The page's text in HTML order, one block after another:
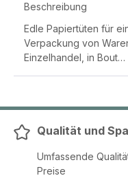
Beschreibung
Edle Papiertüten für
Verpackung von
Einzelhandel, in Bout…
Qualität und
Umfassende
Preise